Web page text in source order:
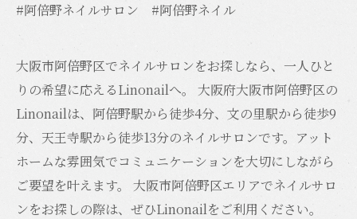
#阿倍野ネイルサロン #阿倍野ネイル
大阪市阿倍野区でネイルサロンをお探しなら、一人ひと
りの希望に応えるLinonailへ。 大阪府大阪市阿倍野区の
Linonailは、阿倍野駅から徒歩4分、文の里駅から徒歩9
分、天王寺駅から徒歩13分のネイルサロンです。アット
ホームな雰囲気でコミュニケーションを大切にしながら
ご要望を叶えます。 大阪市阿倍野区エリアでネイルサロ
ンをお探しの際は、ぜひLinonailをご利用ください。